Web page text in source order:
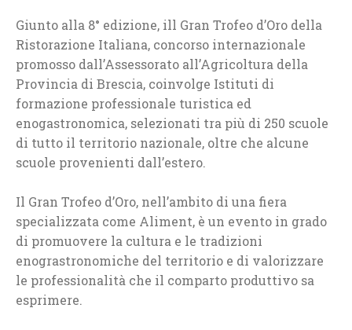
Giunto alla 8° edizione, ill Gran Trofeo d’Oro della
Ristorazione Italiana, concorso internazionale
promosso dall’Assessorato all’Agricoltura della
Provincia di Brescia, coinvolge Istituti di
formazione professionale turistica ed
enogastronomica, selezionati tra più di 250 scuole
di tutto il territorio nazionale, oltre che alcune
scuole provenienti dall’estero.
Il Gran Trofeo d’Oro, nell’ambito di una fiera
specializzata come Aliment, è un evento in grado
di promuovere la cultura e le tradizioni
enograstronomiche del territorio e di valorizzare
le professionalità che il comparto produttivo sa
esprimere.